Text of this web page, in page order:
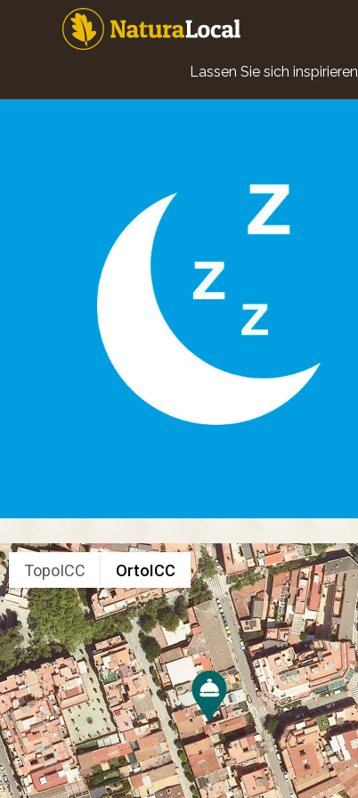
Main
navigation
Lassen Sie sich inspirieren
TopoICC OrtoICC